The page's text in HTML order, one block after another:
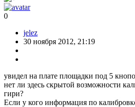
0
jelez
30 ноября 2012, 21:19
увидел на плате площадки под 5
нет ли здесь скрытой возможности
гири?
Если у кого информация по